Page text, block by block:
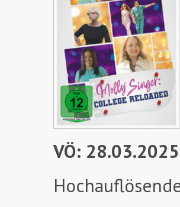
VÖ: 28.03.2025